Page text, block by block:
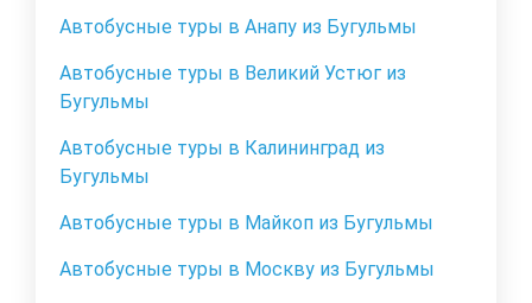
Автобусные туры в Анапу из Бугульмы
Автобусные туры в Великий Устюг из
Бугульмы
Автобусные туры в Калининград из
Бугульмы
Автобусные туры в Майкоп из Бугульмы
Автобусные туры в Москву из Бугульмы